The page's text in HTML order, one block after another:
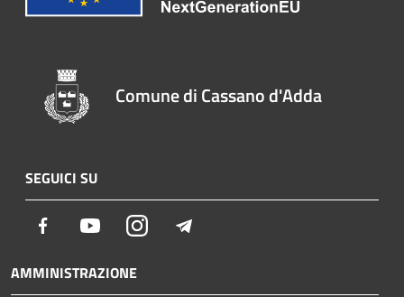
Comune di Cassano d'Adda
SEGUICI SU
Facebook YoutubeInstagram
AMMINISTRAZIONE